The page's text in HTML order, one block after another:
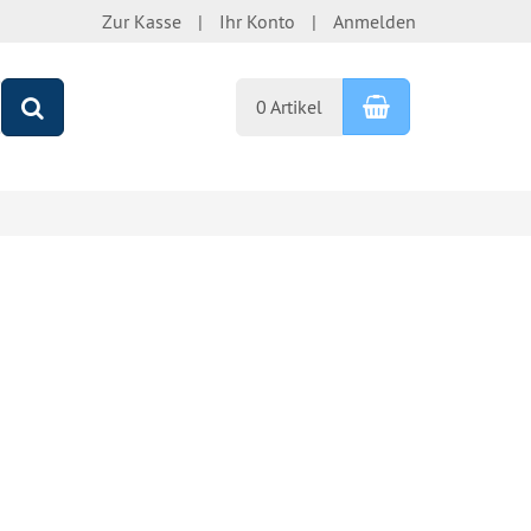
Zur Kasse Ihr Konto Anmelden
0 Artikel Warenkorb